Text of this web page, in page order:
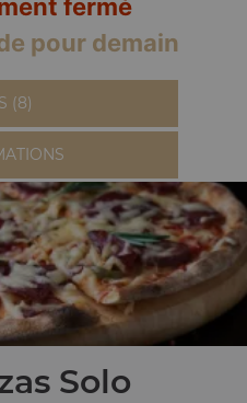
fermé
pour demain
(8)
Solo